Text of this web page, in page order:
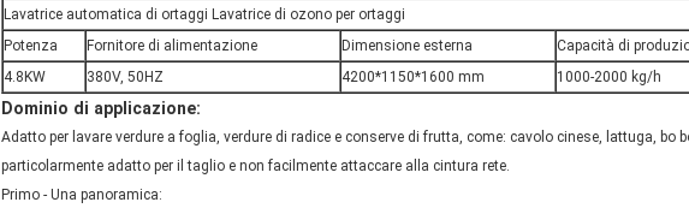
Lavatrice automatica di ortaggi Lavatrice di ozono per ortaggi
Potenza
Fornitore di alimentazione Dimensione esterna
Capacità di
4.8KW
380V, 50HZ 4200*1150*1600 mm 1000-2000 kg/h
Dominio di applicazione:
Adatto per lavare verdure a foglia, verdure di radice e conserve di frutta, come: cavolo cinese, lattuga, bo
particolarmente adatto per il taglio e non facilmente attaccare alla cintura rete.
Primo - Una panoramica: